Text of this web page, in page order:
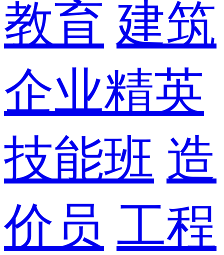
教育 建筑
企业精英
技能班 造
价员 工程